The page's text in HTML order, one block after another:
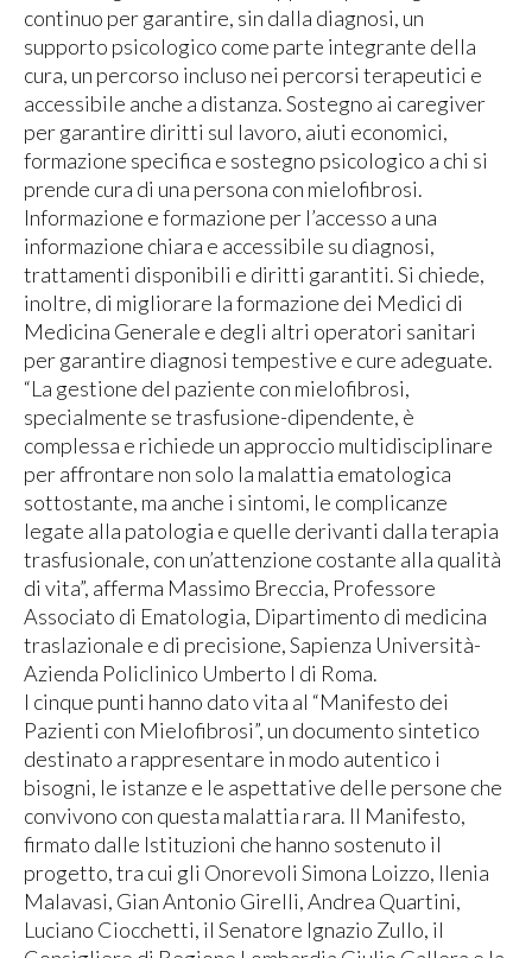
continuo per garantire, sin dalla diagnosi, un
supporto psicologico come parte integrante della
cura, un percorso incluso nei percorsi terapeutici e
accessibile anche a distanza. Sostegno ai caregiver
per garantire diritti sul lavoro, aiuti economici,
formazione specifica e sostegno psicologico a chi si
prende cura di una persona con mielofibrosi.
Informazione e formazione per l’accesso a una
informazione chiara e accessibile su diagnosi,
trattamenti disponibili e diritti garantiti. Si chiede,
inoltre, di migliorare la formazione dei Medici di
Medicina Generale e degli altri operatori sanitari
per garantire diagnosi tempestive e cure adeguate.
“La gestione del paziente con mielofibrosi,
specialmente se trasfusione-dipendente, è
complessa e richiede un approccio multidisciplinare
per affrontare non solo la malattia ematologica
sottostante, ma anche i sintomi, le complicanze
legate alla patologia e quelle derivanti dalla terapia
trasfusionale, con un’attenzione costante alla qualità
di vita”, afferma Massimo Breccia, Professore
Associato di Ematologia, Dipartimento di medicina
traslazionale e di precisione, Sapienza Università-
Azienda Policlinico Umberto I di Roma.
I cinque punti hanno dato vita al “Manifesto dei
Pazienti con Mielofibrosi”, un documento sintetico
destinato a rappresentare in modo autentico i
bisogni, le istanze e le aspettative delle persone che
convivono con questa malattia rara. Il Manifesto,
firmato dalle Istituzioni che hanno sostenuto il
progetto, tra cui gli Onorevoli Simona Loizzo, Ilenia
Malavasi, Gian Antonio Girelli, Andrea Quartini,
Luciano Ciocchetti, il Senatore Ignazio Zullo, il